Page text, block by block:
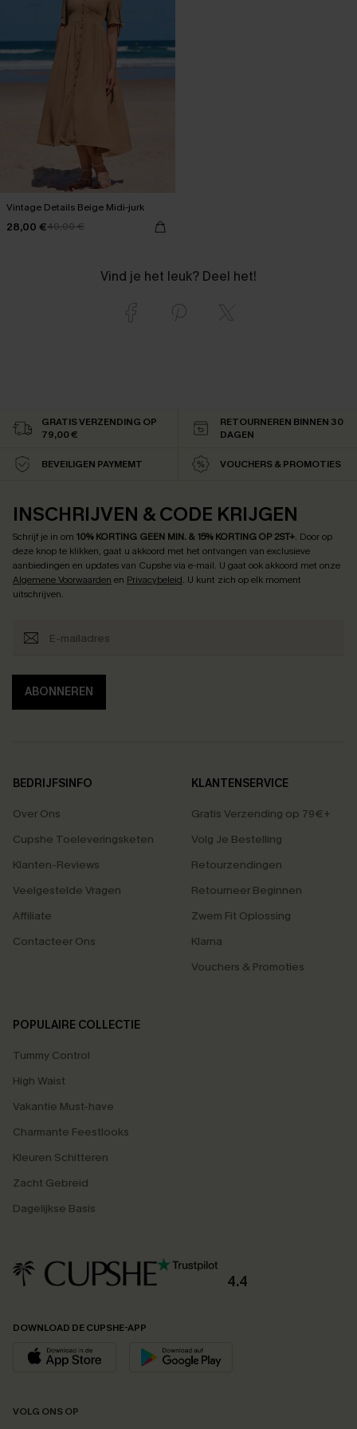
Vintage Details Beige Midi-jurk
28,00 €40,00 €
Vind je het leuk? Deel het!
GRATIS VERZENDING OP
79,00 €
RETOURNEREN BINNEN 30
DAGEN
BEVEILIGEN PAYMEMT VOUCHERS & PROMOTIES
INSCHRIJVEN & CODE KRIJGEN
Schrijf je in om 10% KORTING GEEN MIN. & 15% KORTING OP 2ST+. Door op
deze knop te klikken, gaat u akkoord met het ontvangen van exclusieve
aanbiedingen en updates van Cupshe via e-mail. U gaat ook akkoord met onze
Algemene Voorwaarden en Privacybeleid. U kunt zich op elk moment
uitschrijven.
ABONNEREN
BEDRIJFSINFO
Over Ons
Cupshe Toeleveringsketen
Klanten-Reviews
Veelgestelde Vragen
Affiliate
Contacteer Ons
KLANTENSERVICE
Gratis Verzending op 79€+
Volg Je Bestelling
Retourzendingen
Retourneer Beginnen
Zwem Fit Oplossing
Klarna
Vouchers & Promoties
POPULAIRE COLLECTIE
Tummy Control
High Waist
Vakantie Must-have
Charmante Feestlooks
Kleuren Schitteren
Zacht Gebreid
Dagelijkse Basis
4.4
DOWNLOAD DE CUPSHE-APP
VOLG ONS OP